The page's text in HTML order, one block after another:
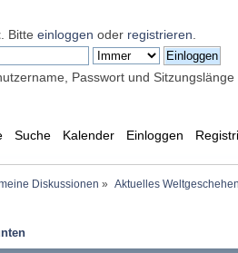
. Bitte einloggen oder registrieren
Passwort und Sitzungslänge
Suche Kalender Einloggen
Diskussionen » Aktuelles